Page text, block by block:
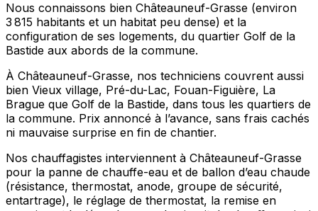
Nous connaissons bien Châteauneuf-Grasse (environ
3 815 habitants et un habitat peu dense) et la
configuration de ses logements, du quartier Golf de la
Bastide aux abords de la commune.
À Châteauneuf-Grasse, nos techniciens couvrent aussi
bien Vieux village, Pré-du-Lac, Fouan-Figuière, La
Brague que Golf de la Bastide, dans tous les quartiers de
la commune. Prix annoncé à l’avance, sans frais cachés
ni mauvaise surprise en fin de chantier.
Nos chauffagistes interviennent à Châteauneuf-Grasse
pour la panne de chauffe-eau et de ballon d’eau chaude
(résistance, thermostat, anode, groupe de sécurité,
entartrage), le réglage de thermostat, la remise en